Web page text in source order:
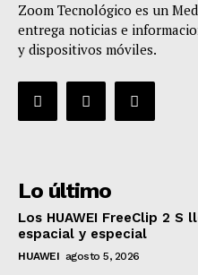
Zoom Tecnológico es un
entrega noticias e
y dispositivos móviles.
Lo último
Los HUAWEI FreeClip 2
espacial y especial
HUAWEI agosto 5, 2026